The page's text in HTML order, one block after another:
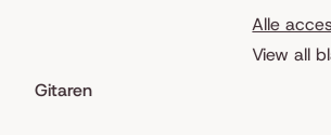
Alle
View all
Gitaren